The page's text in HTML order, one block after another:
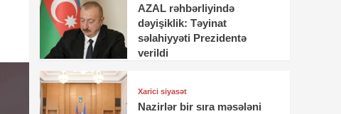
AZAL rəhbərliyində
dəyişiklik: Təyinat
səlahiyyəti Prezidentə
verildi
Xarici siyasət
Nazirlər bir sıra məsələni